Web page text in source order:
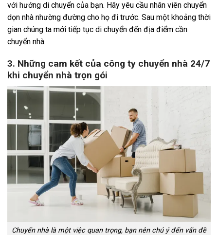
với hướng di chuyển của bạn. Hãy yêu cầu nhân viên chuyển
dọn nhà nhường đường cho họ đi trước. Sau một khoảng thời
gian chúng ta mới tiếp tục di chuyển đến địa điểm cần
chuyển nhà.
3. Những cam kết của công ty chuyển nhà 24/7
khi chuyển nhà trọn gói
Chuyển nhà là một việc quan trọng, bạn nên chú ý đến vấn đề